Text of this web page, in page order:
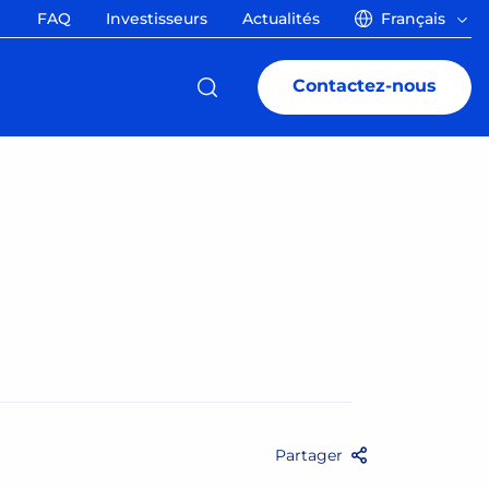
FAQ Investisseurs Actualités Français
Contactez-nous
Partager